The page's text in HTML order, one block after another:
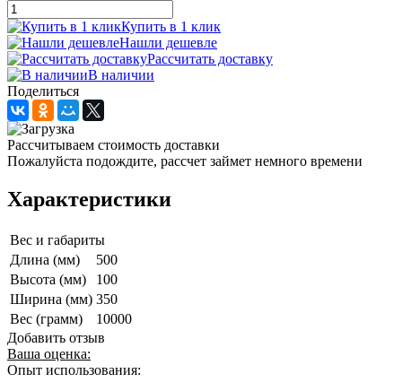
Купить в 1 клик
Нашли дешевле
Рассчитать доставку
В наличии
Поделиться
Рассчитываем стоимость доставки
Пожалуйста подождите, рассчет займет немного времени
Характеристики
Вес и габариты
Длина (мм)
500
Высота (мм)
100
Ширина (мм) 350
Вес (грамм)
10000
Добавить отзыв
Ваша оценка:
Опыт использования: